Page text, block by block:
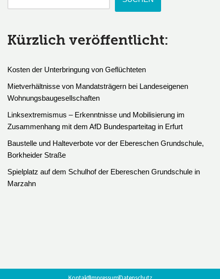
Kürzlich veröffentlicht:
Kosten der Unterbringung von Geflüchteten
Mietverhältnisse von Mandatsträgern bei Landeseigenen
Wohnungsbaugesellschaften
Linksextremismus – Erkenntnisse und Mobilisierung im
Zusammenhang mit dem AfD Bundesparteitag in Erfurt
Baustelle und Halteverbote vor der Ebereschen Grundschule,
Borkheider Straße
Spielplatz auf dem Schulhof der Ebereschen Grundschule in
Marzahn